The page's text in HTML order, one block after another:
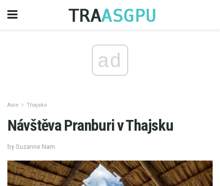
ad
Asie Thajsko
Návštěva Pranburi v Thajsku
by Suzanne Nam